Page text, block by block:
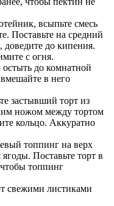
всыпьте смесь
Поставьте на средний
до кипения.
с огня.
до комнатной
в него
застывший торт из
ножом между тортом
кольцо. Аккуратно
топпинг на верх
Поставьте торт в
топпинг
свежими листиками